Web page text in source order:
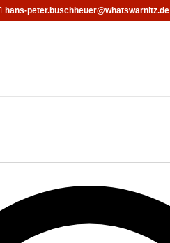
hans-peter.buschheuer@whatswarnitz.de